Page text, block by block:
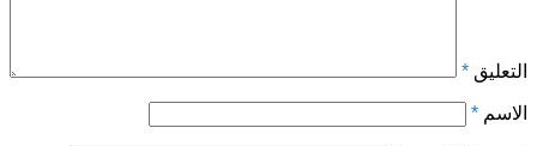
التعليق *
الاسم *